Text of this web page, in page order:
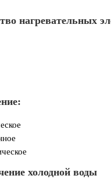
нагревательных
холодной воды